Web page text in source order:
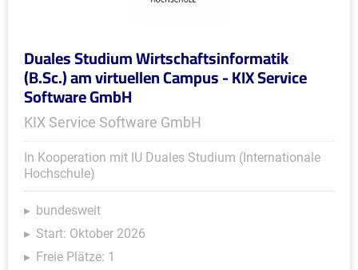
Duales Studium Wirtschaftsinformatik
(B.Sc.) am virtuellen Campus - KIX Service
Software GmbH
KIX Service Software GmbH
In Kooperation mit IU Duales Studium (Internationale
Hochschule)
bundesweit
Start: Oktober 2026
Freie Plätze: 1